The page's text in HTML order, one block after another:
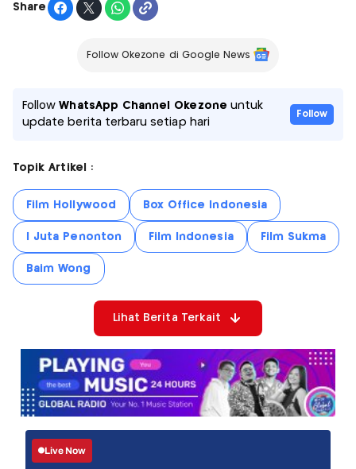
Share
Follow Okezone di Google News
FollowWhatsApp Channel Okezone untuk
update berita terbaru setiap hari
Follow
Topik Artikel :
Film Hollywood Box Office Indonesia
I Juta Penonton Film Indonesia Film Sukma
Baim Wong
Lihat Berita Terkait
Live Now